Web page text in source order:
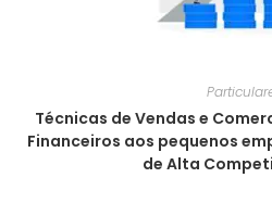
Técnicas de Vendas e
Financeiros aos pequenos
de Alta